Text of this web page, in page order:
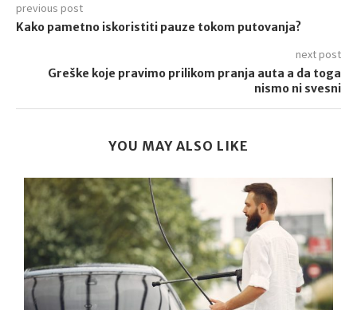
previous post
Kako pametno iskoristiti pauze tokom putovanja?
next post
Greške koje pravimo prilikom pranja auta a da toga
nismo ni svesni
YOU MAY ALSO LIKE